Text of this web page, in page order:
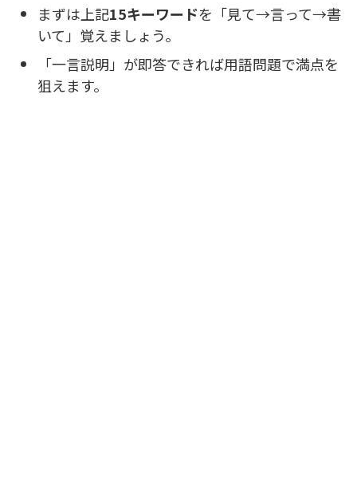
まずは上記15キーワードを「見て→言って→書
いて」覚えましょう。
「一言説明」が即答できれば用語問題で満点を
狙えます。